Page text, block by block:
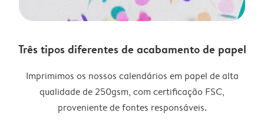
Três tipos diferentes de acabamento de papel
Imprimimos os nossos calendários em papel de alta
qualidade de 250gsm, com certificação FSC,
proveniente de fontes responsáveis.